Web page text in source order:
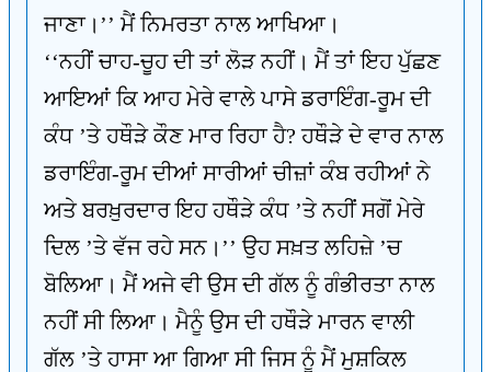
ਜਾਣਾ।’’ ਮੈਂ ਨਿਮਰਤਾ ਨਾਲ ਆਖਿਆ।
‘‘ਨਹੀਂ ਚਾਹ-ਚੂਹ ਦੀ ਤਾਂ ਲੋੜ ਨਹੀਂ। ਮੈਂ ਤਾਂ ਇਹ ਪੁੱਛਣ
ਆਇਆਂ ਕਿ ਆਹ ਮੇਰੇ ਵਾਲੇ ਪਾਸੇ ਡਰਾਇੰਗ-ਰੂਮ ਦੀ
ਕੰਧ ’ਤੇ ਹਥੌੜੇ ਕੌਣ ਮਾਰ ਰਿਹਾ ਹੈ? ਹਥੌੜੇ ਦੇ ਵਾਰ ਨਾਲ
ਡਰਾਇੰਗ-ਰੂਮ ਦੀਆਂ ਸਾਰੀਆਂ ਚੀਜ਼ਾਂ ਕੰਬ ਰਹੀਆਂ ਨੇ
ਅਤੇ ਬਰਖ਼ੁਰਦਾਰ ਇਹ ਹਥੌੜੇ ਕੰਧ ’ਤੇ ਨਹੀਂ ਸਗੋਂ ਮੇਰੇ
ਦਿਲ ’ਤੇ ਵੱਜ ਰਹੇ ਸਨ।’’ ਉਹ ਸਖ਼ਤ ਲਹਿਜ਼ੇ ’ਚ
ਬੋਲਿਆ। ਮੈਂ ਅਜੇ ਵੀ ਉਸ ਦੀ ਗੱਲ ਨੂੰ ਗੰਭੀਰਤਾ ਨਾਲ
ਨਹੀਂ ਸੀ ਲਿਆ। ਮੈਨੂੰ ਉਸ ਦੀ ਹਥੌੜੇ ਮਾਰਨ ਵਾਲੀ
ਗੱਲ ’ਤੇ ਹਾਸਾ ਆ ਗਿਆ ਸੀ ਜਿਸ ਨੂੰ ਮੈਂ ਮੁਸ਼ਕਿਲ